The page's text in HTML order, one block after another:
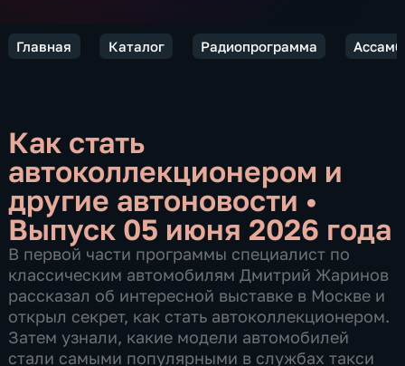
Главная Каталог Радиопрограмма
Как стать
автоколлекционером и
другие автоновости •
Выпуск 05 июня 2026 года
В первой части программы специалист по
классическим автомобилям Дмитрий Жаринов
рассказал об интересной выставке в Москве и
открыл секрет, как стать автоколлекционером.
Затем узнали, какие модели автомобилей
стали самыми популярными в службах такси